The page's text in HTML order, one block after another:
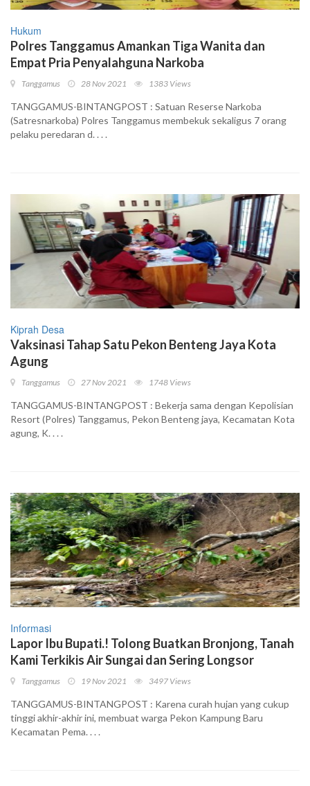
Hukum
Polres Tanggamus Amankan Tiga Wanita dan
Empat Pria Penyalahguna Narkoba
Tanggamus 28 Nov 2021 1383 Views
TANGGAMUS-BINTANGPOST : Satuan Reserse Narkoba
(Satresnarkoba) Polres Tanggamus membekuk sekaligus 7 orang
pelaku peredaran d. . . .
Kiprah Desa
Vaksinasi Tahap Satu Pekon Benteng Jaya Kota
Agung
Tanggamus 27 Nov 2021 1748 Views
TANGGAMUS-BINTANGPOST : Bekerja sama dengan Kepolisian
Resort (Polres) Tanggamus, Pekon Benteng jaya, Kecamatan Kota
agung, K. . . .
Informasi
Lapor Ibu Bupati.! Tolong Buatkan Bronjong, Tanah
Kami Terkikis Air Sungai dan Sering Longsor
Tanggamus 19 Nov 2021 3497 Views
TANGGAMUS-BINTANGPOST : Karena curah hujan yang cukup
tinggi akhir-akhir ini, membuat warga Pekon Kampung Baru
Kecamatan Pema. . . .